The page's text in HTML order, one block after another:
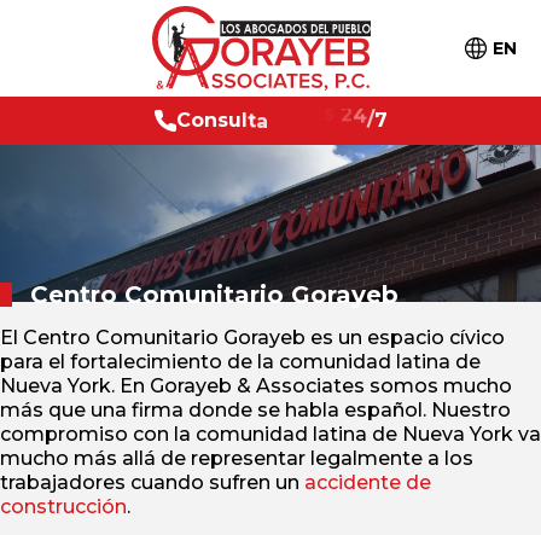
EN
Consulta 24/7
Centro ComunitarioGorayeb
El Centro Comunitario Gorayeb es un espacio cívico
para el fortalecimiento de la comunidad latina de
Nueva York. En Gorayeb & Associates somos mucho
más que una firma donde se habla español. Nuestro
compromiso con la comunidad latina de Nueva York va
mucho más allá de representar legalmente a los
trabajadores cuando sufren un accidente de
construcción.